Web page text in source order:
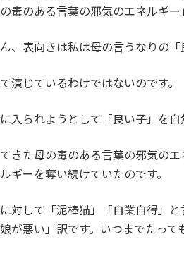
の毒のある言葉の邪気のエネルギ
、表向きは私は母の言うなりの
演じているわけではないのです。
入られようとして「良い子」を自
きた母の毒のある言葉の邪気の
ギーを奪い続けていたのです。
対して「泥棒猫」「自業自得」
が悪い」訳です。いつまでたって